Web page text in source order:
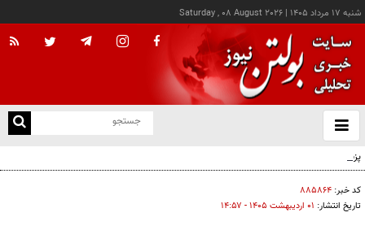
شنبه ۱۷ مرداد ۱۴۰۵ |
Saturday , 08 August 2026
باز
و
پزشکیان: خدمت بی‌منت و مشارکت مردمی، پایه حل مشکلات کشور است
کد خبر: ۸۸۵۸۶۴
تاریخ انتشار: ۰۱ ارديبهشت ۱۴۰۵ - ۱۴:۵۷